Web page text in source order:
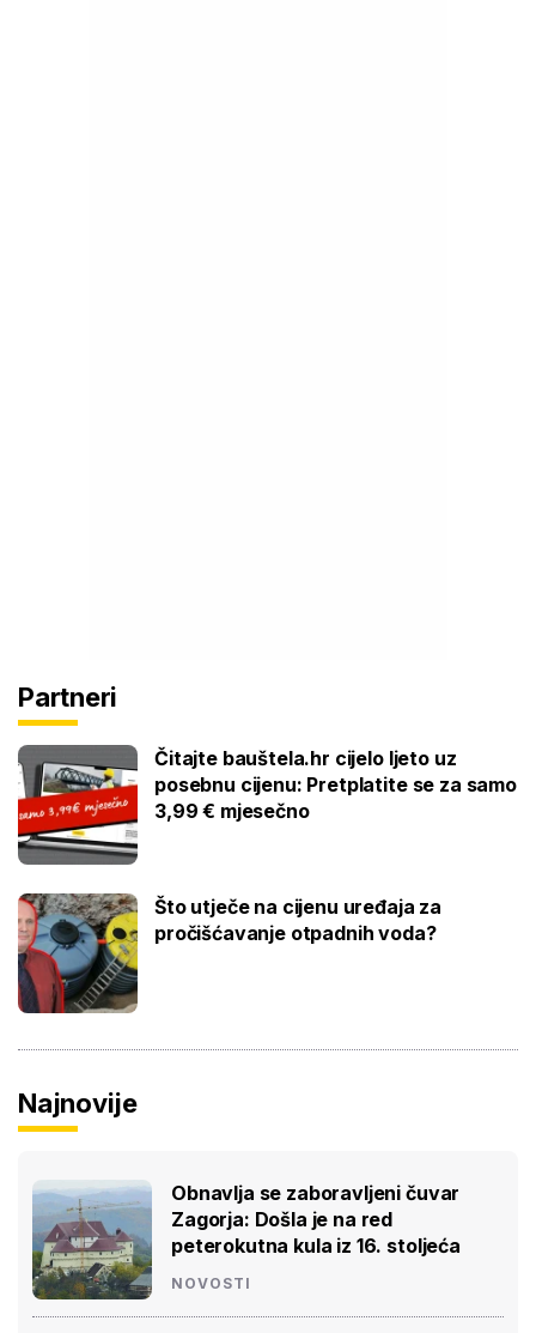
Partneri
Čitajte bauštela.hr cijelo ljeto uz
posebnu cijenu: Pretplatite se za samo
3,99 € mjesečno
Što utječe na cijenu uređaja za
pročišćavanje otpadnih voda?
Najnovije
Obnavlja se zaboravljeni čuvar
Zagorja: Došla je na red
peterokutna kula iz 16. stoljeća
NOVOSTI